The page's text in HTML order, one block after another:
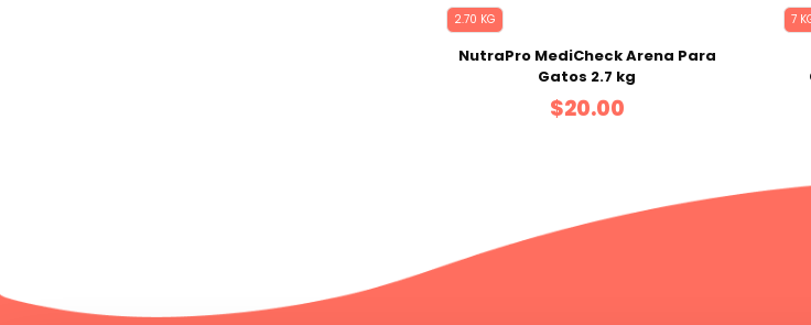
2.70 KG
NutraPro MediCheck Arena Para
Gatos 2.7 kg
$20.00
7